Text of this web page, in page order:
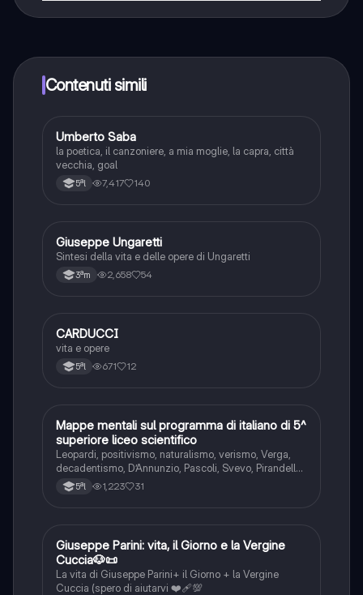
Knowunity Premium, che consente di studiare senza
alcun limite!!
Contenuti simili
Italiano
Umberto Saba
la poetica, il canzoniere, a mia moglie, la capra, città
vecchia, goal
5ªl 7,417 140
Italiano
Giuseppe Ungaretti
Sintesi della vita e delle opere di Ungaretti
3ªm 2,658 54
Italiano
CARDUCCI
vita e opere
5ªl 671 12
Italiano
Mappe mentali sul programma di italiano di 5^
superiore liceo scientifico
Leopardi, positivismo, naturalismo, verismo, Verga,
decadentismo, D’Annunzio, Pascoli, Svevo, Pirandello,
Ungaretti e ermetismo
5ªl 1,223 31
Italiano
Giuseppe Parini: vita, il Giorno e la Vergine
Cuccia🐶📜
La vita di Giuseppe Parini+ il Giorno + la Vergine
Cuccia (spero di aiutarvi ❤️‍🩹💯